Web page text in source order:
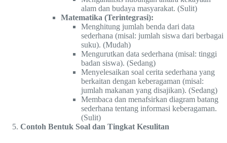
alam dan budaya masyarakat. (Sulit)
Matematika (Terintegrasi):
Menghitung jumlah benda dari data
sederhana (misal: jumlah siswa dari berbagai
suku). (Mudah)
Mengurutkan data sederhana (misal: tinggi
badan siswa). (Sedang)
Menyelesaikan soal cerita sederhana yang
berkaitan dengan keberagaman (misal:
jumlah makanan yang disajikan). (Sedang)
Membaca dan menafsirkan diagram batang
sederhana tentang informasi keberagaman.
(Sulit)
Contoh Bentuk Soal dan Tingkat Kesulitan